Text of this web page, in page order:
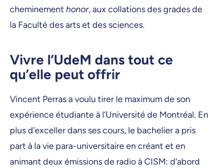
cheminement honor, aux collations des grades de
la Faculté des arts et des sciences.
Vivre l’UdeM dans tout ce
qu’elle peut offrir
Vincent Perras a voulu tirer le maximum de son
expérience étudiante à l’Université de Montréal. En
plus d’exceller dans ses cours, le bachelier a pris
part à la vie para-universitaire en créant et en
animant deux émissions de radio à CISM: d’abord